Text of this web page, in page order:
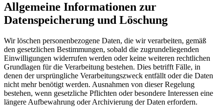
Allgemeine Informationen zur
Datenspeicherung und Löschung
Wir löschen personenbezogene Daten, die wir verarbeiten, gemäß
den gesetzlichen Bestimmungen, sobald die zugrundeliegenden
Einwilligungen widerrufen werden oder keine weiteren rechtlichen
Grundlagen für die Verarbeitung bestehen. Dies betrifft Fälle, in
denen der ursprüngliche Verarbeitungszweck entfällt oder die Daten
nicht mehr benötigt werden. Ausnahmen von dieser Regelung
bestehen, wenn gesetzliche Pflichten oder besondere Interessen eine
längere Aufbewahrung oder Archivierung der Daten erfordern.